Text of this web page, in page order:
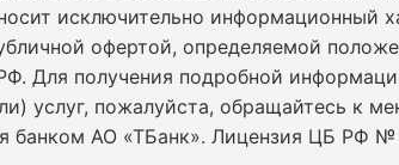
исключительно информационный
офертой, определяемой
Для получения подробной
услуг, пожалуйста, обращайтесь к
банком АО «ТБанк». Лицензия ЦБ РФ №